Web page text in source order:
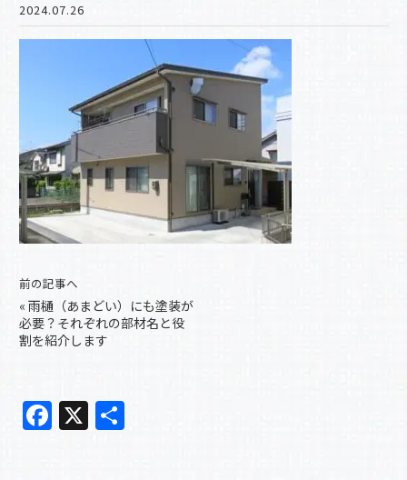
2024.07.26
前の記事へ
« 雨樋（あまどい）にも塗装が
必要？それぞれの部材名と役
割を紹介します
F
a
X